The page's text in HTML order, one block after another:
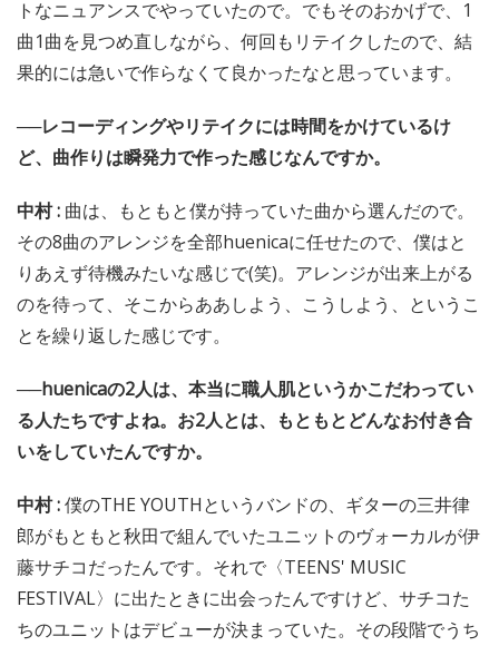
トなニュアンスでやっていたので。でもそのおかげで、1
曲1曲を見つめ直しながら、何回もリテイクしたので、結
果的には急いで作らなくて良かったなと思っています。
──レコーディングやリテイクには時間をかけているけ
ど、曲作りは瞬発力で作った感じなんですか。
中村 : 曲は、もともと僕が持っていた曲から選んだので。
その8曲のアレンジを全部huenicaに任せたので、僕はと
りあえず待機みたいな感じで(笑)。アレンジが出来上がる
のを待って、そこからああしよう、こうしよう、というこ
とを繰り返した感じです。
──huenicaの2人は、本当に職人肌というかこだわってい
る人たちですよね。お2人とは、もともとどんなお付き合
いをしていたんですか。
中村 :僕のTHE YOUTHというバンドの、ギターの三井律
郎がもともと秋田で組んでいたユニットのヴォーカルが伊
藤サチコだったんです。それで〈TEENS' MUSIC
FESTIVAL〉に出たときに出会ったんですけど、サチコた
ちのユニットはデビューが決まっていた。その段階でうち